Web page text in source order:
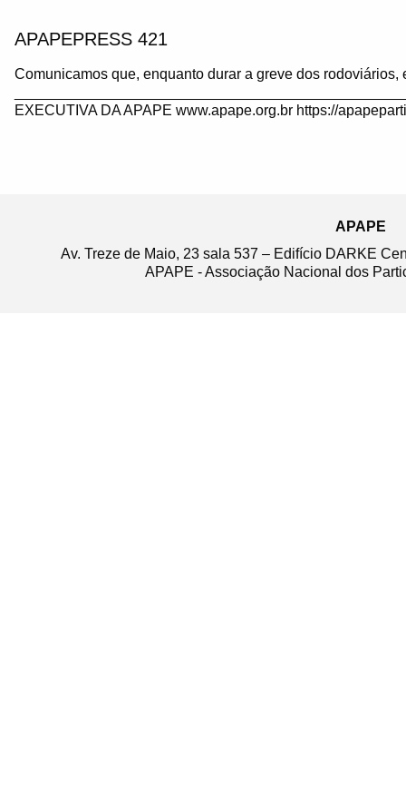
APAPEPRESS 421
Comunicamos que, enquanto durar a greve dos
EXECUTIVA DA APAPE www.apape.org.br https://
APAPE
Av. Treze de Maio, 23 sala 537 – Edifício DARKE
APAPE - Associação Nacional dos